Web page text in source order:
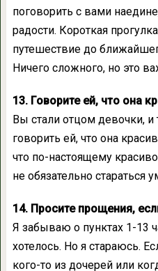
поговорить с вами
радости. Короткая
путешествие до
Ничего сложного, но это
13. Говорите ей, что она
Вы стали отцом девочки, и
говорить ей, что она
что по-настоящему
не обязательно стараться
14. Просите прощения,
Я забываю о пунктах 1-13
хотелось. Но я стараюсь.
кого-то из дочерей или